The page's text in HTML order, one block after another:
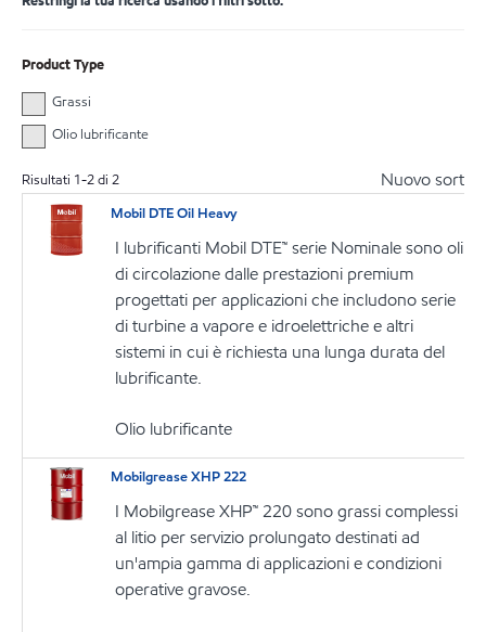
Product Type
Grassi
Olio lubrificante
Risultati 1-2di 2 Nuovo sort
Mobil DTE Oil Heavy
I lubrificanti Mobil DTE™ serie Nominale sono oli
di circolazione dalle prestazioni premium
progettati per applicazioni che includono serie
di turbine a vapore e idroelettriche e altri
sistemi in cui è richiesta una lunga durata del
lubrificante.
Olio lubrificante
Mobilgrease XHP 222
I Mobilgrease XHP™ 220 sono grassi complessi
al litio per servizio prolungato destinati ad
un'ampia gamma di applicazioni e condizioni
operative gravose.